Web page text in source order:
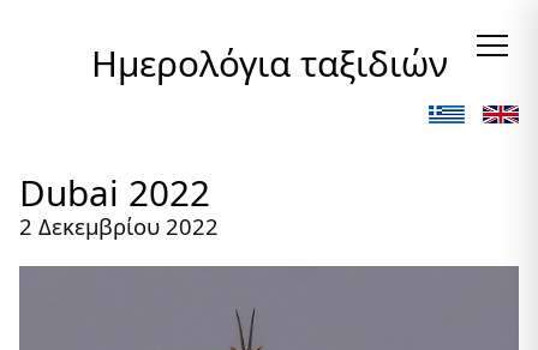
Ημερολόγια ταξιδιών
Dubai 2022
2 Δεκεμβρίου 2022